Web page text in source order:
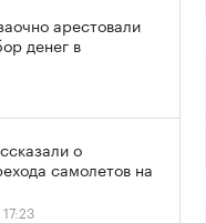
арестовали
денег в
о
самолетов на